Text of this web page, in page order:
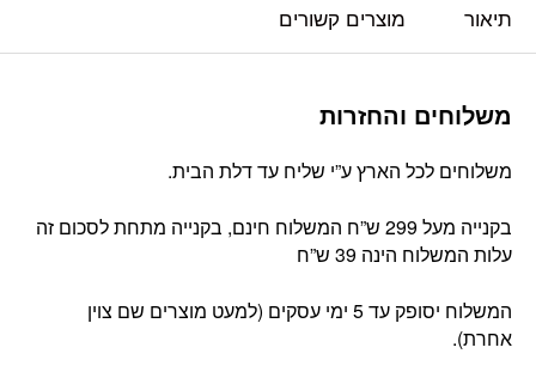
תיאור מוצרים קשורים
משלוחים והחזרות
משלוחים לכל הארץ ע”י שליח עד דלת הבית.
בקנייה מעל 299 ש”ח המשלוח חינם, בקנייה מתחת לסכום זה
עלות המשלוח הינה 39 ש”ח
המשלוח יסופק עד 5 ימי עסקים (למעט מוצרים שם צוין
אחרת).